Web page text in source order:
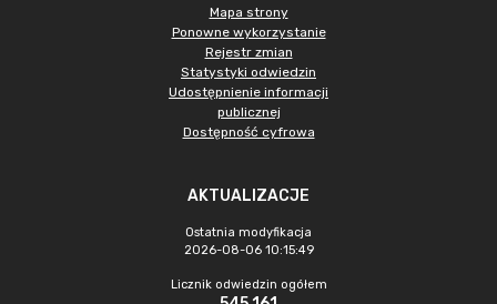
Mapa strony
Ponowne wykorzystanie
Rejestr zmian
Statystyki odwiedzin
Udostępnienie informacji
publicznej
Dostępność cyfrowa
AKTUALIZACJE
Ostatnia modyfikacja
2026-08-06 10:15:49
Licznik odwiedzin ogółem